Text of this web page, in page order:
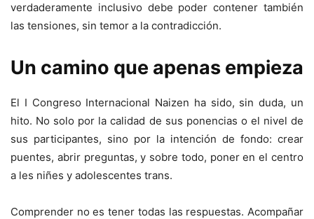
verdaderamente inclusivo debe poder contener también
las tensiones, sin temor a la contradicción.
Un camino que apenas empieza
El I Congreso Internacional Naizen ha sido, sin duda, un
hito. No solo por la calidad de sus ponencias o el nivel de
sus participantes, sino por la intención de fondo: crear
puentes, abrir preguntas, y sobre todo, poner en el centro
a les niñes y adolescentes trans.
Comprender no es tener todas las respuestas. Acompañar